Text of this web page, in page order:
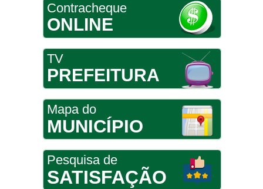
Contracheque
ONLINE
TV
PREFEITURA
Mapa do
MUNICÍPIO
Pesquisa de
SATISFAÇÃO